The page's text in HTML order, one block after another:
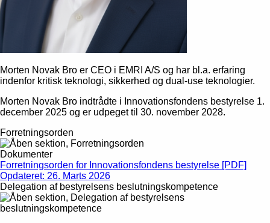
Morten Novak Bro er CEO i EMRI A/S og har bl.a. erfaring
indenfor kritisk teknologi, sikkerhed og dual-use teknologier.
Morten Novak Bro indtrådte i Innovationsfondens bestyrelse 1.
december 2025 og er udpeget til 30. november 2028.
Forretningsorden
Dokumenter
Forretningsorden for Innovationsfondens bestyrelse [PDF]
Opdateret: 26. Marts 2026
Delegation af bestyrelsens beslutningskompetence